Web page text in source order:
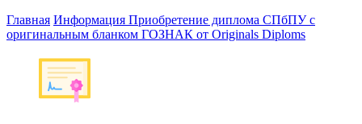
Главная Информация Приобретение диплома СПбПУ с
оригинальным бланком ГОЗНАК от Originals Diploms